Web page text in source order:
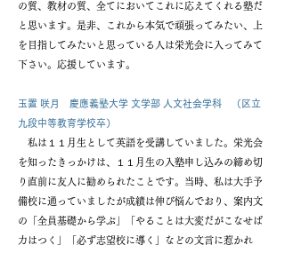
の質、教材の質、全てにおいてこれに応えてくれる塾だ
と思います。是非、これから本気で頑張ってみたい、上
を目指してみたいと思っている人は栄光会に入ってみて
下さい。応援しています。
玉置 咲月 慶應義塾大学 文学部 人文社会学科 （区立
九段中等教育学校卒）
私は１１月生として英語を受講していました。栄光会
を知ったきっかけは、１１月生の入塾申し込みの締め切
り直前に友人に勧められたことです。当時、私は大手予
備校に通っていましたが成績は伸び悩んでおり、案内文
の「全員基礎から学ぶ」「やることは大変だがこなせば
力はつく」「必ず志望校に導く」などの文言に惹かれ